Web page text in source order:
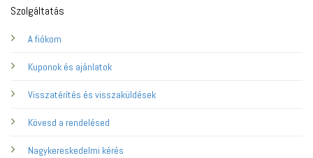
Szolgáltatás
A fiókom
Kuponok és ajánlatok
Visszatérítés és visszaküldések
Kövesd a rendelésed
Nagykereskedelmi kérés